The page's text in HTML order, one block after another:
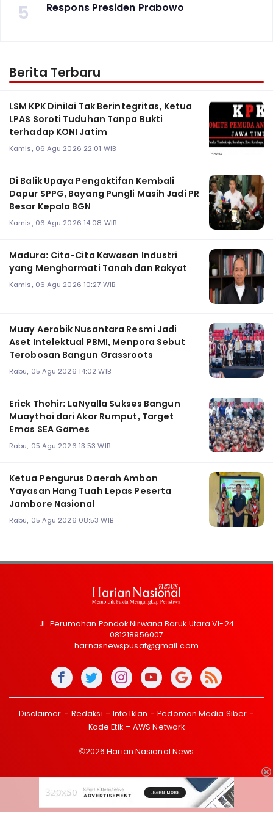
5 Respons Presiden Prabowo
Berita Terbaru
LSM KPK Dinilai Tak Berintegritas, Ketua
LPAS Soroti Tuduhan Tanpa Bukti
terhadap KONI Jatim
Kamis, 06 Agu 2026 22:01 WIB
Di Balik Upaya Pengaktifan Kembali
Dapur SPPG, Bayang Pungli Masih Jadi PR
Besar Kepala BGN
Kamis, 06 Agu 2026 14:08 WIB
Madura: Cita-Cita Kawasan Industri
yang Menghormati Tanah dan Rakyat
Kamis, 06 Agu 2026 10:27 WIB
Muay Aerobik Nusantara Resmi Jadi
Aset Intelektual PBMI, Menpora Sebut
Terobosan Bangun Grassroots
Rabu, 05 Agu 2026 14:02 WIB
Erick Thohir: LaNyalla Sukses Bangun
Muaythai dari Akar Rumput, Target
Emas SEA Games
Rabu, 05 Agu 2026 13:53 WIB
Ketua Pengurus Daerah Ambon
Yayasan Hang Tuah Lepas Peserta
Jambore Nasional
Rabu, 05 Agu 2026 08:53 WIB
Jl. Perumahan Pondok Nirwana Baruk Utara VI-24
081218956007
harnasnewspusat@gmail.com
Disclaimer Redaksi Info Iklan
Pedoman Media Siber
Kode Etik
AWS Network
©2026 Harian Nasional News